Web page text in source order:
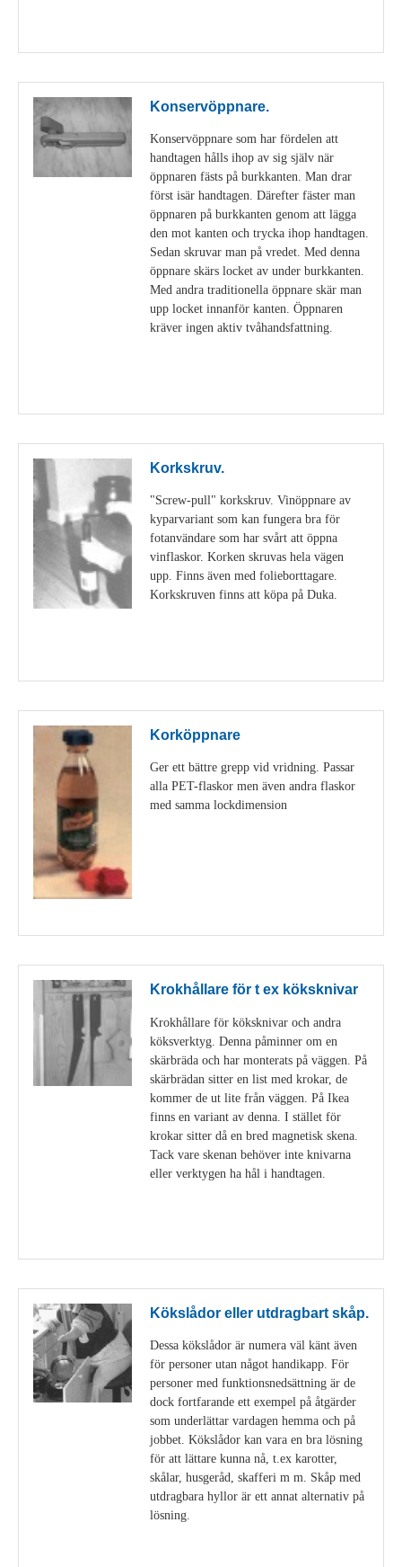
Konservöppnare.
Konservöppnare som har fördelen att
handtagen hålls ihop av sig själv när
öppnaren fästs på burkkanten. Man drar
först isär handtagen. Därefter fäster man
öppnaren på burkkanten genom att lägga
den mot kanten och trycka ihop handtagen.
Sedan skruvar man på vredet. Med denna
öppnare skärs locket av under burkkanten.
Med andra traditionella öppnare skär man
upp locket innanför kanten. Öppnaren
kräver ingen aktiv tvåhandsfattning.
Korkskruv.
"Screw-pull" korkskruv. Vinöppnare av
kyparvariant som kan fungera bra för
fotanvändare som har svårt att öppna
vinflaskor. Korken skruvas hela vägen
upp. Finns även med folieborttagare.
Korkskruven finns att köpa på Duka.
Korköppnare
Ger ett bättre grepp vid vridning. Passar
alla PET-flaskor men även andra flaskor
med samma lockdimension
Krokhållare för t ex köksknivar
Krokhållare för köksknivar och andra
köksverktyg. Denna påminner om en
skärbräda och har monterats på väggen. På
skärbrädan sitter en list med krokar, de
kommer de ut lite från väggen. På Ikea
finns en variant av denna. I stället för
krokar sitter då en bred magnetisk skena.
Tack vare skenan behöver inte knivarna
eller verktygen ha hål i handtagen.
Kökslådor eller utdragbart skåp.
Dessa kökslådor är numera väl känt även
för personer utan något handikapp. För
personer med funktionsnedsättning är de
dock fortfarande ett exempel på åtgärder
som underlättar vardagen hemma och på
jobbet. Kökslådor kan vara en bra lösning
för att lättare kunna nå, t.ex karotter,
skålar, husgeråd, skafferi m m. Skåp med
utdragbara hyllor är ett annat alternativ på
lösning.